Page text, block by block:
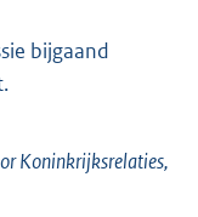
bijgaand
Koninkrijksrelaties,